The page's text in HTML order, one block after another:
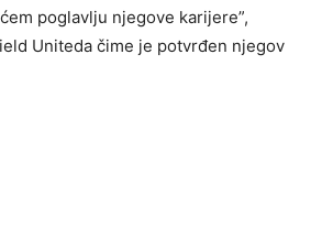
poglavlju njegove karijere”,
Uniteda čime je potvrđen njegov